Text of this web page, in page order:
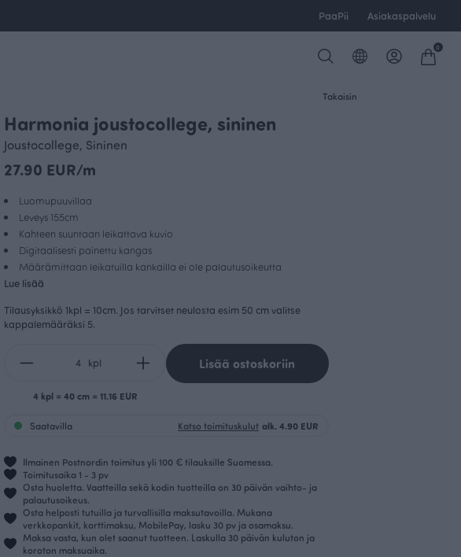
PaaPii Asiakaspalvelu
0
Takaisin
Harmonia joustocollege, sininen
Joustocollege, Sininen
27.90 EUR/m
Luomupuuvillaa
Leveys 155cm
Kahteen suuntaan leikattava kuvio
Digitaalisesti painettu kangas
Määrämittaan leikatuilla kankailla ei ole palautusoikeutta
Lue lisää
Tilausyksikkö 1kpl = 10cm. Jos tarvitset neulosta esim 50 cm valitse
kappalemääräksi 5.
kpl Lisää ostoskoriin
4 kpl = 40 cm = 11.16 EUR
Saatavilla Katso toimituskulut alk. 4.90 EUR
Ilmainen Postnordin toimitus yli 100 € tilauksille Suomessa.
Toimitusaika 1 - 3 pv
Osta huoletta. Vaatteilla sekä kodin tuotteilla on 30 päivän vaihto- ja
palautusoikeus.
Osta helposti tutuilla ja turvallisilla maksutavoilla. Mukana
verkkopankit, korttimaksu, MobilePay, lasku 30 pv ja osamaksu.
Maksa vasta, kun olet saanut tuotteen. Laskulla 30 päivän kuluton ja
koroton maksuaika.